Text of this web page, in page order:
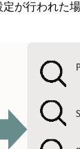
が行われた